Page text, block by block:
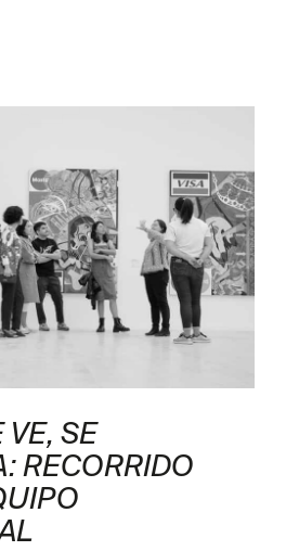
VE, SE
RECORRIDO